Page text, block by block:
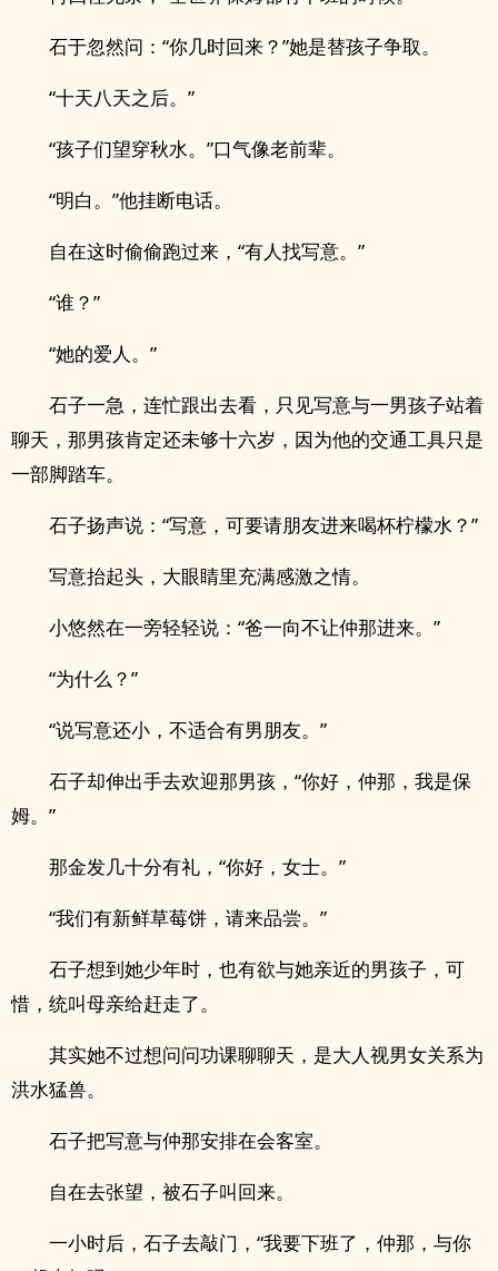
石于忽然问：“你几时回来？”她是替孩子争取。
“十天八天之后。”
“孩子们望穿秋水。”口气像老前辈。
“明白。”他挂断电话。
自在这时偷偷跑过来，“有人找写意。”
“谁？”
“她的爱人。”
石子一急，连忙跟出去看，只见写意与一男孩子站着
聊天，那男孩肯定还未够十六岁，因为他的交通工具只是
一部脚踏车。
石子扬声说：“写意，可要请朋友进来喝杯柠檬水？”
写意抬起头，大眼睛里充满感激之情。
小悠然在一旁轻轻说：“爸一向不让仲那进来。”
“为什么？”
“说写意还小，不适合有男朋友。”
石子却伸出手去欢迎那男孩，“你好，仲那，我是保
姆。”
那金发几十分有礼，“你好，女士。”
“我们有新鲜草莓饼，请来品尝。”
石子想到她少年时，也有欲与她亲近的男孩子，可
惜，统叫母亲给赶走了。
其实她不过想问问功课聊聊天，是大人视男女关系为
洪水猛兽。
石子把写意与仲那安排在会客室。
自在去张望，被石子叫回来。
一小时后，石子去敲门，“我要下班了，仲那，与你